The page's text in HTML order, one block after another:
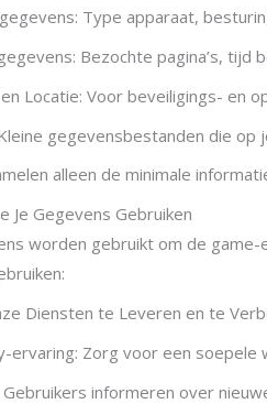
Type apparaat,
Bezochte pagina’s,
Locatie: Voor beveiligings- en
gegevensbestanden die
alleen de minimale
Je Gegevens Gebruiken
worden gebruikt om de
Diensten te Leveren en te
ervaring: Zorg voor een
informeren over